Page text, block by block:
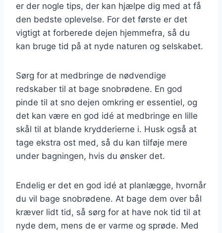
er der nogle tips, der kan hjælpe dig med at få
den bedste oplevelse. For det første er det
vigtigt at forberede dejen hjemmefra, så du
kan bruge tid på at nyde naturen og selskabet.
Sørg for at medbringe de nødvendige
redskaber til at bage snobrødene. En god
pinde til at sno dejen omkring er essentiel, og
det kan være en god idé at medbringe en lille
skål til at blande krydderierne i. Husk også at
tage ekstra ost med, så du kan tilføje mere
under bagningen, hvis du ønsker det.
Endelig er det en god idé at planlægge, hvornår
du vil bage snobrødene. At bage dem over bål
kræver lidt tid, så sørg for at have nok tid til at
nyde dem, mens de er varme og sprøde. Med